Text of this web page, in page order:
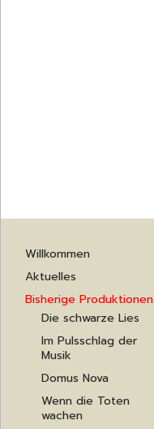
Navigation
Willkommen
Aktuelles
Bisherige Produktionen
Die schwarze Lies
Im Pulsschlag der
Musik
Domus Nova
Wenn die Toten
wachen